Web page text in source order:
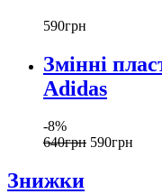
590грн
Змінні
Adidas
-8%
640грн 590грн
Знижки